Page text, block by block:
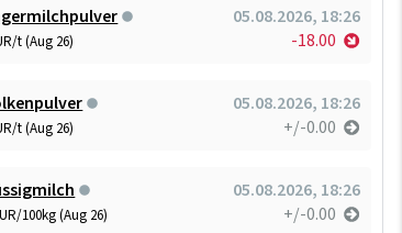
05.08.2026, 18:26
t (Aug 26) -18.00
05.08.2026, 18:26
t (Aug 26) +/-0.00
05.08.2026, 18:26
100kg (Aug 26) +/-0.00